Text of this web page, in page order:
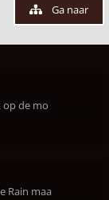
Ga naar
op de mo
Rain maa